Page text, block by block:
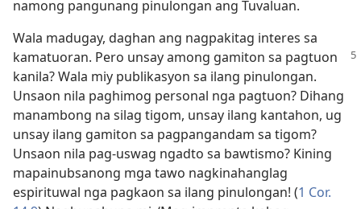
namong pangunang pinulongan ang Tuvaluan.
Wala madugay, daghan ang nagpakitag interes sa
kamatuoran. Pero unsay among gamiton sa pagtuon
kanila? Wala miy publikasyon sa ilang pinulongan.
Unsaon nila paghimog personal nga pagtuon? Dihang
manambong na silag tigom, unsay ilang kantahon, ug
unsay ilang gamiton sa pagpangandam sa tigom?
Unsaon nila pag-uswag ngadto sa bawtismo? Kining
mapainubsanong mga tawo nagkinahanglag
espirituwal nga pagkaon sa ilang pinulongan! (1 Cor.